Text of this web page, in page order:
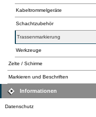
Kabeltrommelgeräte
Schachtzubehör
Trassenmarkierung
Werkzeuge
Zelte / Schirme
Markieren und Beschriften
Informationen
Datenschutz